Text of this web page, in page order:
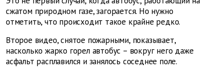
сжатом природном газе, загорается. Но нужно
отметить, что происходит такое крайне редко.
Второе видео, снятое пожарными, показывает,
насколько жарко горел автобус – вокруг него даже
асфальт расплавился и занялось соседнее поле.